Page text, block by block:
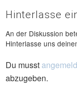
Hinterlasse
An der Diskussion
Hinterlasse uns
Du musst
abzugeben.